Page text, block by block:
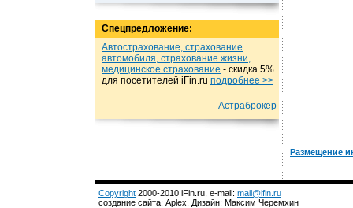
Спецпредложение:
Автострахование, страхование
автомобиля, страхование жизни,
медицинское страхование - cкидка 5%
для посетителей iFin.ru подробнеe >>
Астраброкер
Размещение
Copyright 2000-2010 iFin.ru, e-mail: mail@ifin.ru
создание сайта: Aplex, Дизайн: Максим Черемхин